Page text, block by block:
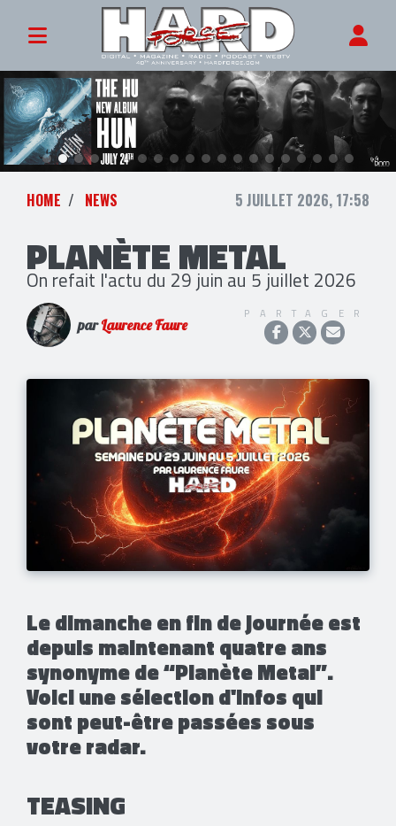
HOME NEWS 5 JUILLET 2026, 17:58
PLANÈTE METAL
On refait l'actu du 29 juin au 5 juillet 2026
parLaurence Faure
PARTAGER
Le dimanche en fin de journée est
depuis maintenant quatre ans
synonyme de “Planète Metal”.
Voici une sélection d'infos qui
sont peut-être passées sous
votre radar.
TEASING